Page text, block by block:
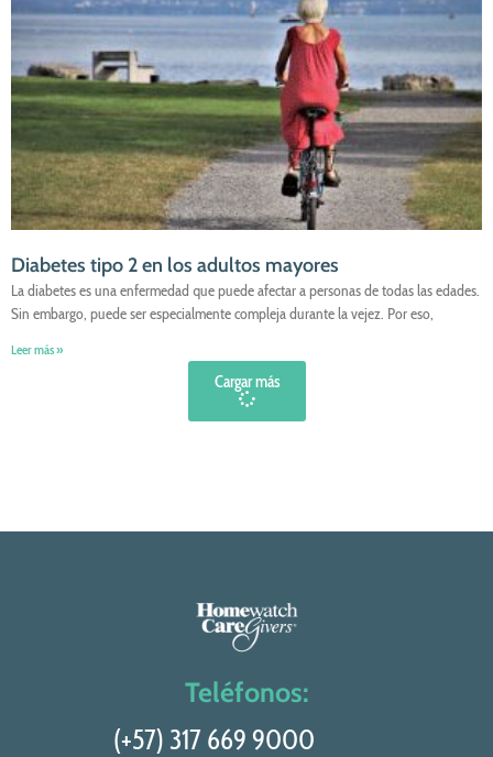
Diabetes tipo 2 en los adultos mayores
La diabetes es una enfermedad que puede afectar a personas de todas las edades.
Sin embargo, puede ser especialmente compleja durante la vejez. Por eso,
Leer más »
Cargar más
Teléfonos:
(+57) 317 669 9000